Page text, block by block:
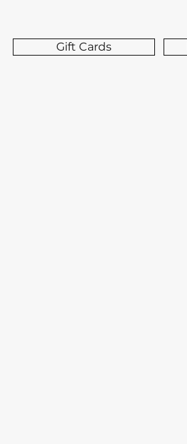
Gift Cards